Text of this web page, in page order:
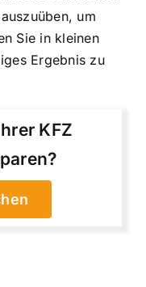
um
Sie in kleinen
Ergebnis zu
KFZ